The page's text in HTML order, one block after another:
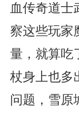
血传奇道士
察这些玩家
量，就算吃
杖身上也多
问题，雪原